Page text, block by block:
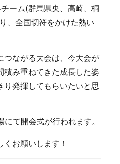
ーム(群馬県央、高崎、桐
、全国切符をかけた熱い
つながる大会は、今大会が
積み重ねてきた成長した姿
り発揮してもらいたいと思
て開会式が行われます。
お願いします！